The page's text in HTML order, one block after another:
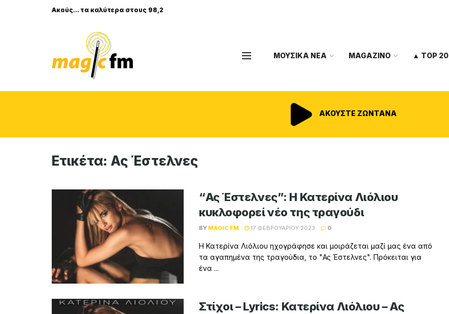
Ακούς... τα καλύτερα στους 98,2
ΜΟΥΣΙΚΑ ΝΕΑ MAGAZINO ▲ TOP 20
ΑΚΟΥΣΤΕ ΖΩΝΤΑΝΑ
Ετικέτα: Ας Έστελνες
“Ας Έστελνες”: Η Κατερίνα Λιόλιου
κυκλοφορεί νέο της τραγούδι
BY MAGIC FM 17 ΦΕΒΡΟΥΑΡΊΟΥ 2023 0
Η Κατερίνα Λιόλιου ηχογράφησε και μοιράζεται μαζί μας ένα από
τα αγαπημένα της τραγούδια, το "Ας Έστελνες". Πρόκειται για
ένα ...
Στίχοι – Lyrics: Κατερίνα Λιόλιου – Ας